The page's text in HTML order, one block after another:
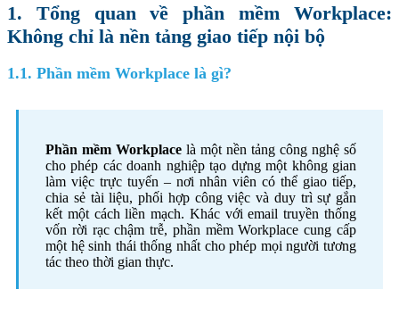
1. Tổng quan về phần mềm Workplace:
Không chỉ là nền tảng giao tiếp nội bộ
1.1. Phần mềm Workplace là gì?
Phần mềm Workplace là một nền tảng công nghệ số
cho phép các doanh nghiệp tạo dựng một không gian
làm việc trực tuyến – nơi nhân viên có thể giao tiếp,
chia sẻ tài liệu, phối hợp công việc và duy trì sự gắn
kết một cách liền mạch. Khác với email truyền thống
vốn rời rạc chậm trễ, phần mềm Workplace cung cấp
một hệ sinh thái thống nhất cho phép mọi người tương
tác theo thời gian thực.